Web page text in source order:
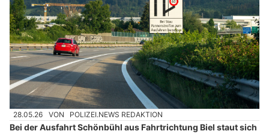
28.05.26 VON POLIZEI.NEWS REDAKTION
Bei der Ausfahrt Schönbühl aus Fahrtrichtung Biel staut sich